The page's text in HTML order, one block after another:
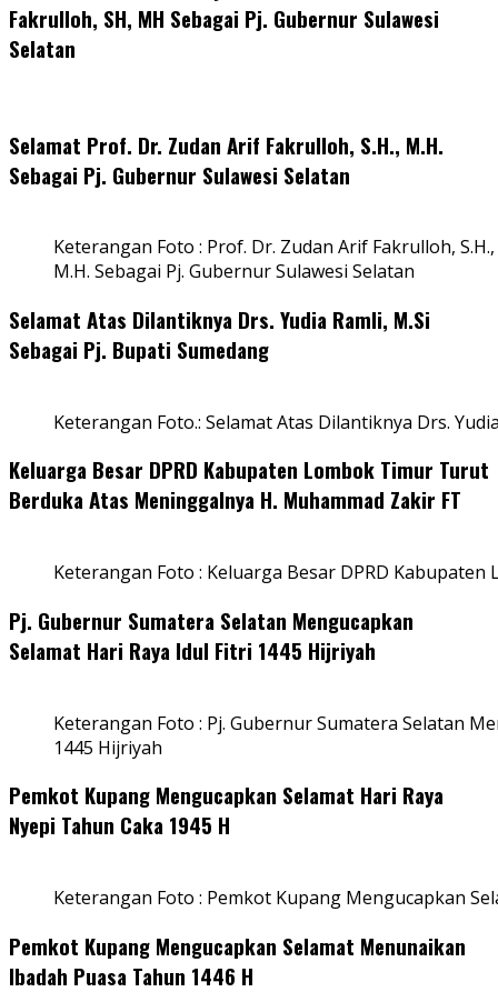
Fakrulloh, SH, MH Sebagai Pj. Gubernur Sulawesi
Selatan
Selamat Prof. Dr. Zudan Arif Fakrulloh, S.H., M.H.
Sebagai Pj. Gubernur Sulawesi Selatan
Keterangan Foto : Prof. Dr. Zudan Arif Fakrulloh, S.H.,
M.H. Sebagai Pj. Gubernur Sulawesi Selatan
Selamat Atas Dilantiknya Drs. Yudia Ramli, M.Si
Sebagai Pj. Bupati Sumedang
Keterangan Foto.: Selamat Atas Dilantiknya Drs.
Keluarga Besar DPRD Kabupaten Lombok Timur Turut
Berduka Atas Meninggalnya H. Muhammad Zakir FT
Keterangan Foto : Keluarga Besar DPRD
Pj. Gubernur Sumatera Selatan Mengucapkan
Selamat Hari Raya Idul Fitri 1445 Hijriyah
Keterangan Foto : Pj. Gubernur Sumatera Selatan
1445 Hijriyah
Pemkot Kupang Mengucapkan Selamat Hari Raya
Nyepi Tahun Caka 1945 H
Keterangan Foto : Pemkot Kupang Mengucapkan
Pemkot Kupang Mengucapkan Selamat Menunaikan
Ibadah Puasa Tahun 1446 H